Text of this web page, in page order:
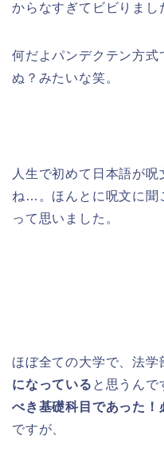
からなすぎてビビりまし
何だよパンデクテン方式
ぬ？みたいな笑。
人生で初めて日本語が
ね…。ほんとに呪文に聞
って思いました。
ほぼ全ての大学で、法学
になっている と思うんで
べき基礎科目であった！
ですが、